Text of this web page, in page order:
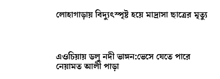
লোহাগাড়ায় বিদ্যুৎস্পৃষ্ট হয়ে মাদ্রাসা ছাত্রের মৃত্যু
এওচিয়ায় ডলু নদী ভাঙ্গন:ভেসে যেতে পারে
নেয়ামত আলী পাড়া